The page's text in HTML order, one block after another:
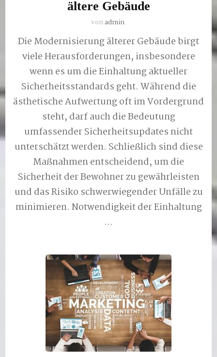
ältere Gebäude
vonadmin
Die Modernisierung älterer Gebäude birgt
viele Herausforderungen, insbesondere
wenn es um die Einhaltung aktueller
Sicherheitsstandards geht. Während die
ästhetische Aufwertung oft im Vordergrund
steht, darf auch die Bedeutung
umfassender Sicherheitsupdates nicht
unterschätzt werden. Schließlich sind diese
Maßnahmen entscheidend, um die
Sicherheit der Bewohner zu gewährleisten
und das Risiko schwerwiegender Unfälle zu
minimieren. Notwendigkeit der Einhaltung
…